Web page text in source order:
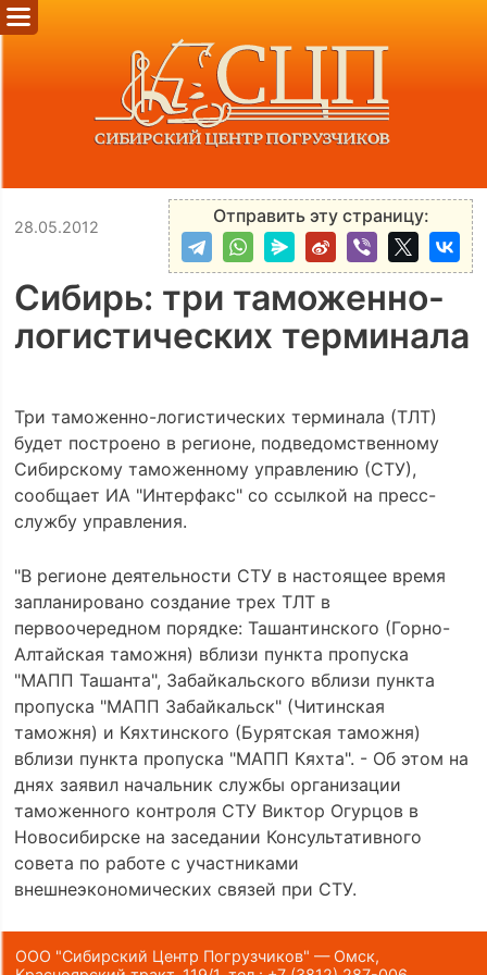
Отправить эту страницу:
28.05.2012
Сибирь: три таможенно-
логистических терминала
Три таможенно-логистических терминала (ТЛТ)
будет построено в регионе, подведомственному
Сибирскому таможенному управлению (СТУ),
сообщает ИА "Интерфакс" со ссылкой на пресс-
службу управления.
"В регионе деятельности СТУ в настоящее время
запланировано создание трех ТЛТ в
первоочередном порядке: Ташантинского (Горно-
Алтайская таможня) вблизи пункта пропуска
"МАПП Ташанта", Забайкальского вблизи пункта
пропуска "МАПП Забайкальск" (Читинская
таможня) и Кяхтинского (Бурятская таможня)
вблизи пункта пропуска "МАПП Кяхта". - Об этом на
днях заявил начальник службы организации
таможенного контроля СТУ Виктор Огурцов в
Новосибирске на заседании Консультативного
совета по работе с участниками
внешнеэкономических связей при СТУ.
ООО "Сибирский Центр Погрузчиков" — Омск,